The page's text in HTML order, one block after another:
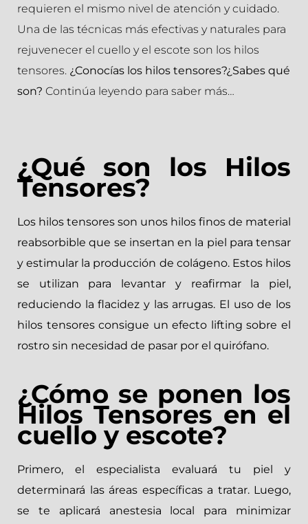
requieren el mismo nivel de atención y cuidado.
Una de las técnicas más efectivas y naturales para
rejuvenecer el cuello y el escote son los hilos
tensores. ¿Conocías los hilos tensores?¿Sabes qué
son? Continúa leyendo para saber más…
¿Qué son los Hilos
Tensores?
Los hilos tensores son unos hilos finos de material
reabsorbible que se insertan en la piel para tensar
yestimular la producción de colágeno. Estos hilos
se utilizan para levantar y reafirmarla piel,
reduciendo laflacidez y las arrugas. El uso de los
hilos tensores consigue unefecto lifting sobre el
rostro sin necesidad de pasar por el quirófano.
¿Cómo se ponen los
Hilos Tensores en el
cuello y escote?
Primero, el especialista evaluará tu piel y
determinará las áreas específicas a tratar. Luego,
se te aplicará anestesia local para minimizar